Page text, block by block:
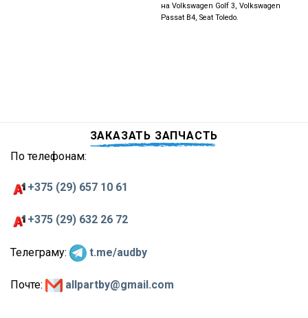
на Volkswagen Golf 3, Volkswagen
Passat B4, Seat Toledo.
ЗАКАЗАТЬ ЗАПЧАСТЬ
По телефонам:
+375 (29) 657 10 61
+375 (29) 632 26 72
Телеграму: t.me/audby
Почте: allpartby@gmail.com